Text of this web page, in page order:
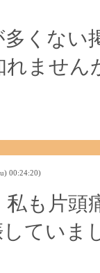
くない
ません
00:24:20)
も片頭
していま